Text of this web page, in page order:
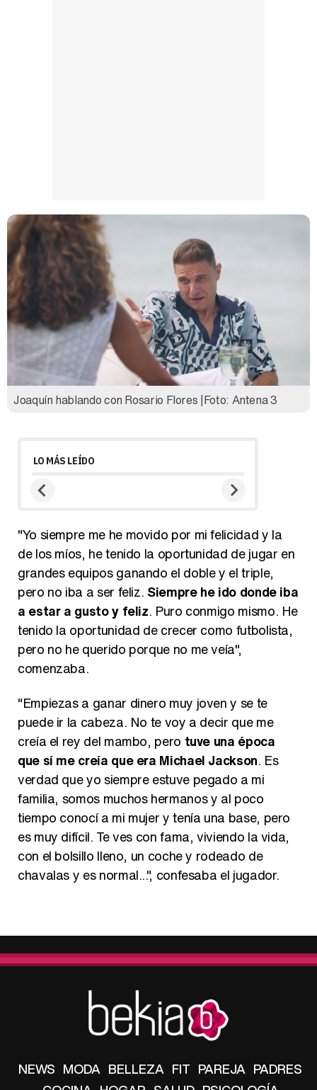
Joaquín hablando con Rosario Flores |Foto: Antena 3
LO MÁS LEÍDO
"Yo siempre me he movido por mi felicidad y la
de los míos, he tenido la oportunidad de jugar en
grandes equipos ganando el doble y el triple,
pero no iba a ser feliz. Siempre he ido donde iba
a estar a gusto y feliz. Puro conmigo mismo. He
tenido la oportunidad de crecer como futbolista,
pero no he querido porque no me veía",
comenzaba.
"Empiezas a ganar dinero muy joven y se te
puede ir la cabeza. No te voy a decir que me
creía el rey del mambo, pero tuve una época
que sí me creía que era Michael Jackson. Es
verdad que yo siempre estuve pegado a mi
familia, somos muchos hermanos y al poco
tiempo conocí a mi mujer y tenía una base, pero
es muy difícil. Te ves con fama, viviendo la vida,
con el bolsillo lleno, un coche y rodeado de
chavalas y es normal...", confesaba el jugador.
NEWS MODA BELLEZA FIT PAREJA PADRES